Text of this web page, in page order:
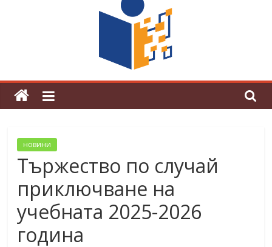
поредна награда от конкурс на
център за развитие на човешките
ресурси (ЦРЧР)
новини
Тържество по случай
приключване на
учебната 2025-2026
година